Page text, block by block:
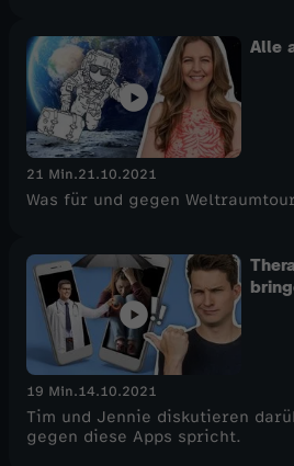
Alle
21 Min.21.10.2021
Was für und gegen
19 Min.14.10.2021
Tim und Jennie diskutieren
gegen diese Apps spricht.